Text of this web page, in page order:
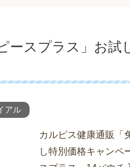
ースプラス」お試
アル
カルピス健康通販「
し特別価格キャンペ